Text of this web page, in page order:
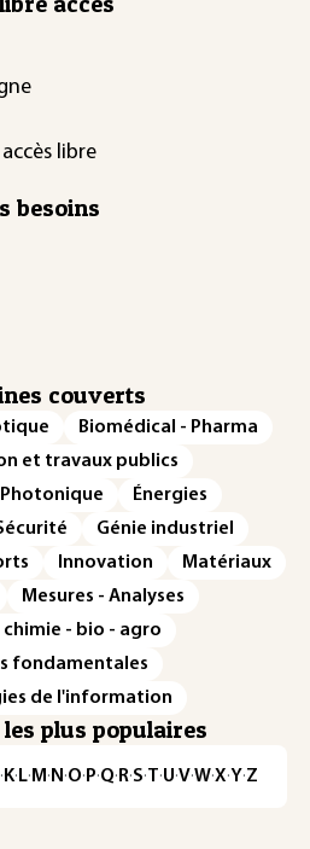
libre
besoins
couverts
Biomédical - Pharma
et travaux publics
Énergies
Génie industriel
Innovation
Matériaux
Mesures - Analyses
chimie - bio - agro
fondamentales
de l'information
les plus populaires
· K· L· M · N ·O· P·Q· R·S·T·U·V·W·X·Y·Z